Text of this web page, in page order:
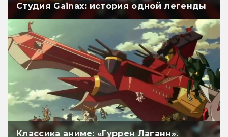
Студия Gainax: история одной легенды
Классика аниме: «Гуррен Лаганн».